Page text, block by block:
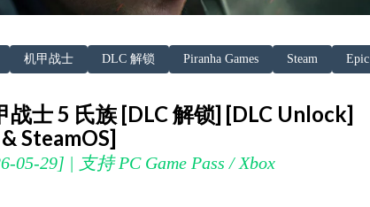
机甲战士 DLC 解锁 Piranha Games Steam Epic
士 5 氏族 [DLC 解锁] [DLC Unlock]
SteamOS]
05-29] | 支持 PC Game Pass / Xbox